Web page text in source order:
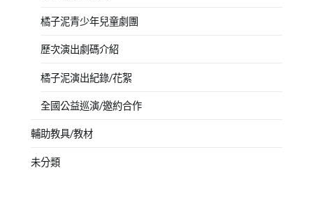
橘子泥青少年兒童劇團
歷次演出劇碼介紹
橘子泥演出紀錄/花絮
全國公益巡演/邀約合作
輔助教具/教材
未分類